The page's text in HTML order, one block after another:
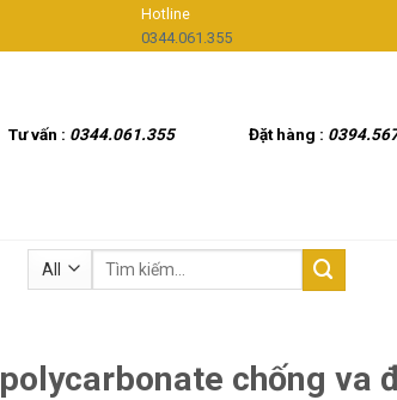
Hotline
0344.061.355
Tư vấn : 0344.061.355 Đặt hàng :
Tìm
chống va